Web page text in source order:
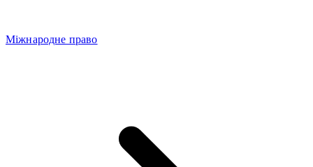
Міжнародне право